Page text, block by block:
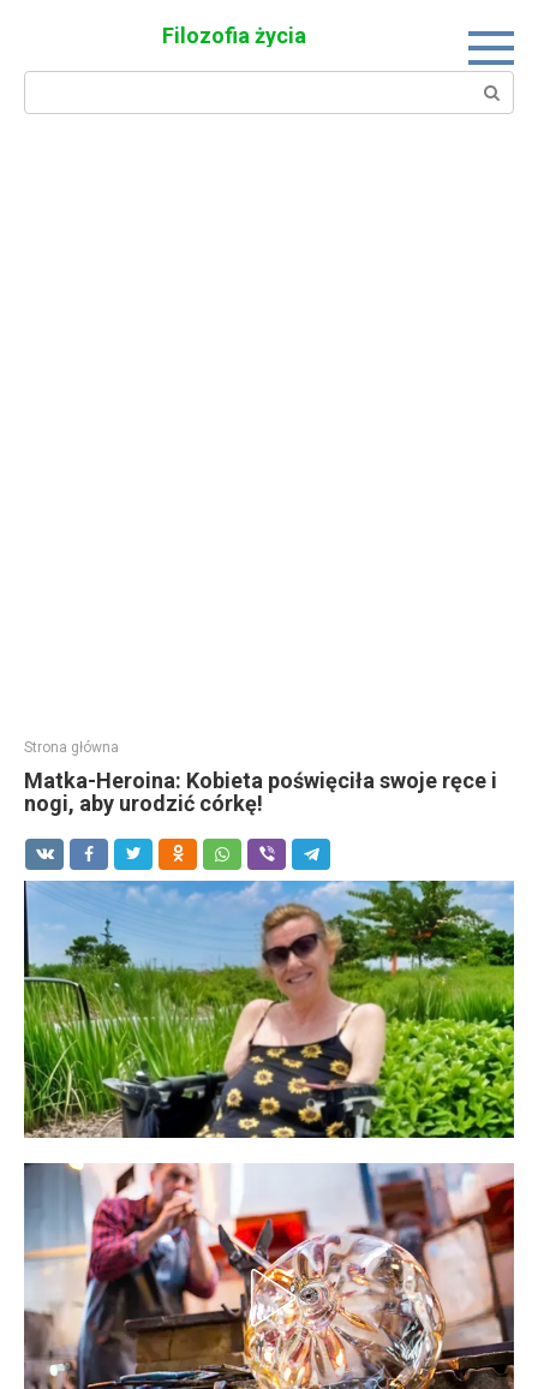
Filozofia życia
Search:
Strona główna
Matka-Heroina: Kobieta poświęciła swoje ręce i
nogi, aby urodzić córkę!